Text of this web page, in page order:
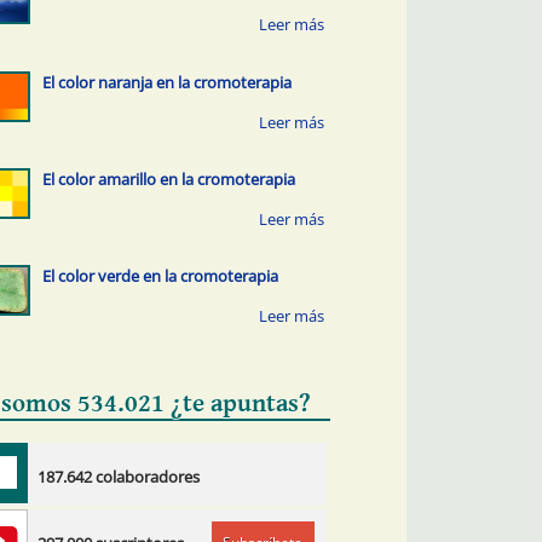
El color naranja en la cromoterapia
El color amarillo en la cromoterapia
El color verde en la cromoterapia
534.021 ¿te apuntas?
187.642 colaboradores